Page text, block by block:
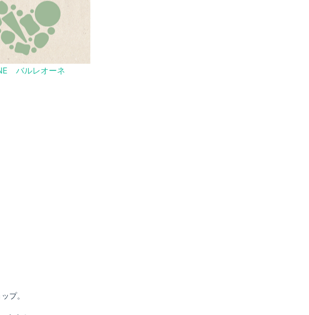
バルレオーネ
プ。